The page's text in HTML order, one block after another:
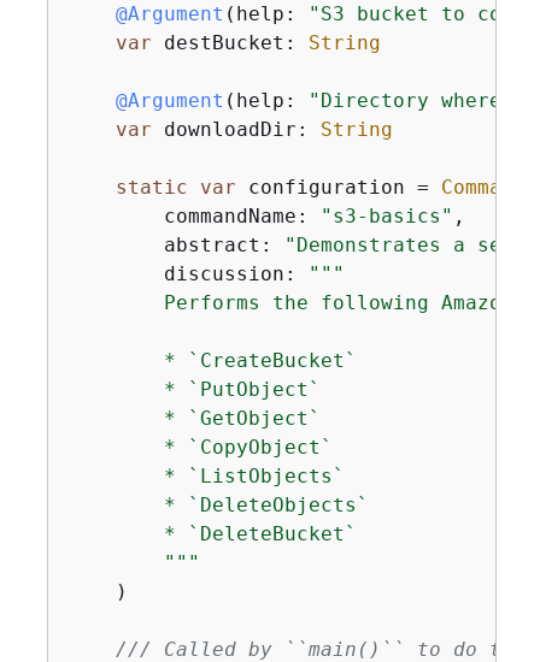
@Argument (help:
"S3 bucket to
var destBucket: String
@Argument (help:
"Directory where
var downloadDir: String
static var configuration =
        commandName:
"s3-basics" ,
        abstract:
"Demonstrates a
        discussion:
"""
Performs the following Amazon
        * `CreateBucket`
        * `PutObject`
        * `GetObject`
        * `CopyObject`
        * `ListObjects`
        * `DeleteObjects`
        * `DeleteBucket`
        """
    )
/// Called by ``main()`` to do the